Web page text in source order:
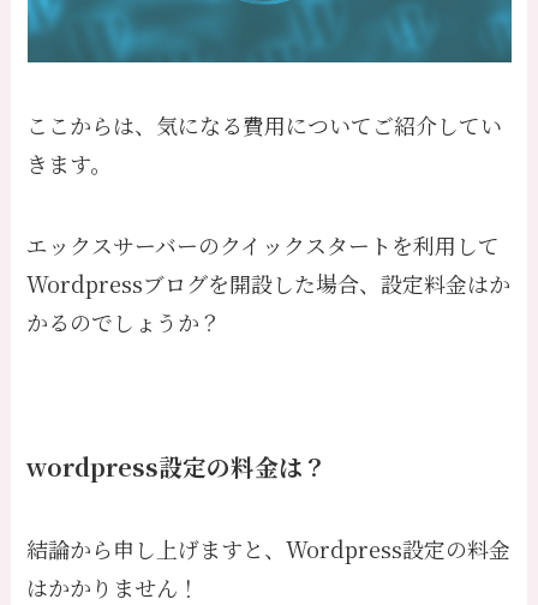
ここからは、気になる費用についてご紹介してい
きます。
エックスサーバーのクイックスタートを利用して
Wordpressブログを開設した場合、設定料金はか
かるのでしょうか？
wordpress設定の料金は？
結論から申し上げますと、Wordpress設定の料金
はかかりません！